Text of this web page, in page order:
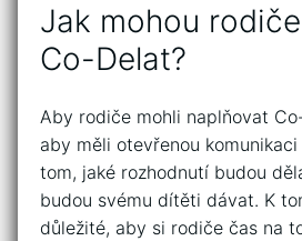
Jak mohou
Co-Delat?
Aby rodiče mohli naplňovat
aby měli otevřenou
tom, jaké rozhodnutí budou
budou svému dítěti dávat. K
důležité, aby si rodiče čas na